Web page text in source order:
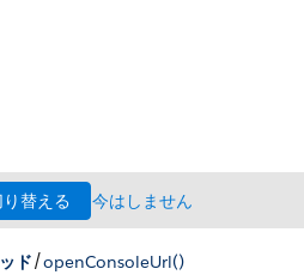
替える 今はしません
ド/openConsoleUrl()